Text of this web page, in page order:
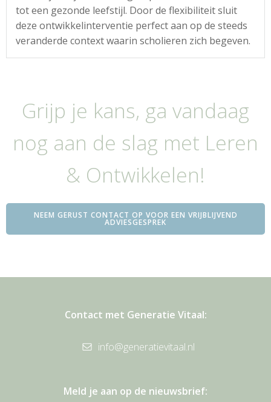
tot een gezonde leefstijl. Door de flexibiliteit sluit
deze ontwikkelinterventie perfect aan op de steeds
veranderde context waarin scholieren zich begeven.
Grijp je kans, ga vandaag
nog aan de slag met Leren
& Ontwikkelen!
NEEM GERUST CONTACT OP VOOR EEN VRIJBLIJVEND
ADVIESGESPREK
Contact met Generatie Vitaal:
info@generatievitaal.nl
Meld je aan op de nieuwsbrief: